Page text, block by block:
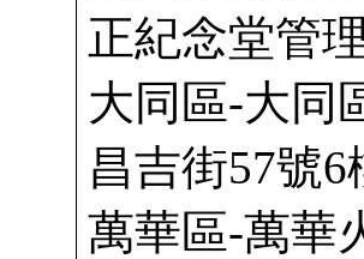
正紀念堂管
大同區-大同
昌吉街57號6
萬華區-萬華